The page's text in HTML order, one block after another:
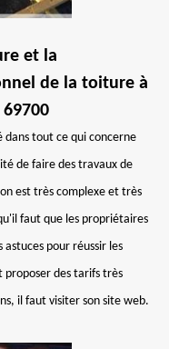
et la
de la toiture à
dans tout ce qui concerne
de faire des travaux de
est très complexe et très
faut que les propriétaires
pour réussir les
proposer des tarifs très
il faut visiter son site web.